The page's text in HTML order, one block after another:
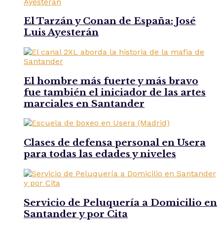
El Tarzán y Conan de España: José
Luis Ayesterán
El hombre más fuerte y más bravo
fue también el iniciador de las artes
marciales en Santander
Clases de defensa personal en Usera
para todas las edades y niveles
Servicio de Peluquería a Domicilio en
Santander y por Cita